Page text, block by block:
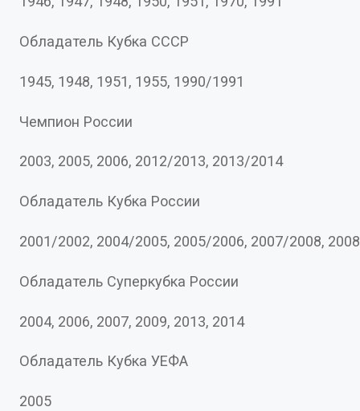
Обладатель Кубка СССР
1945, 1948, 1951, 1955, 1990/1991
Чемпион России
2003, 2005, 2006, 2012/2013, 2013/2014
Обладатель Кубка России
2001/2002, 2004/2005, 2005/2006, 2007/
Обладатель Суперкубка России
2004, 2006, 2007, 2009, 2013, 2014
Обладатель Кубка УЕФА
2005